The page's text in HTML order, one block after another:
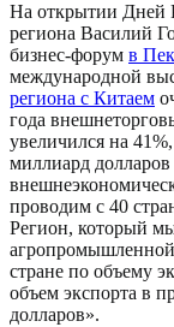
На открытии Дней
региона Василий
бизнес-форум в
международной
региона с Китаем
года
увеличился на
миллиард
проводим с 40
Регион, который
агропромышленной
стране по объему
объем экспорта в
долларов».